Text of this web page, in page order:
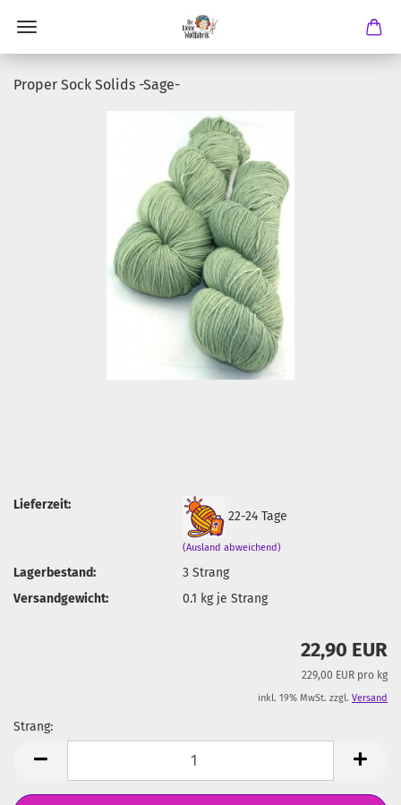
Proper Sock Solids -Sage-
Lieferzeit:
22-24 Tage
(Ausland abweichend)
Lagerbestand: 3Strang
Versandgewicht:
0.1 kg je Strang
22,90 EUR
229,00 EUR pro kg
inkl. 19% MwSt. zzgl. Versand
Strang: